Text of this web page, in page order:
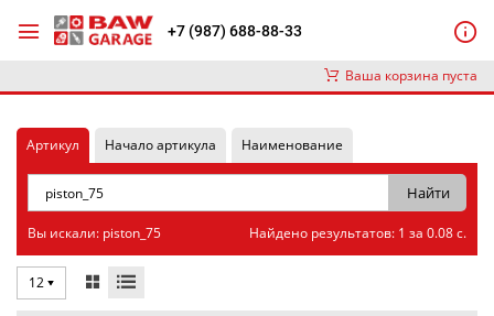
+7 (987) 688-88-33
Ваша корзина пуста
Артикул Начало артикула Наименование
Вы искали: piston_75 Найдено результатов: 1 за 0.08 с.
12